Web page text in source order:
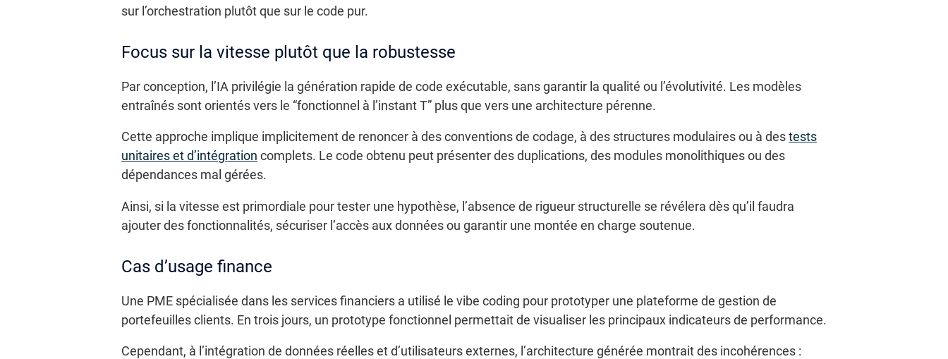
sur l’orchestration plutôt que sur le code pur.
Focus sur la vitesse plutôt que la robustesse
Par conception, l’IA privilégie la génération rapide de code exécutable, sans garantir la qualité ou l’évolutivité. Les modèles
entraînés sont orientés vers le “fonctionnel à l’instant T” plus que vers une architecture pérenne.
Cette approche implique implicitement de renoncer à des conventions de codage, à des structures modulaires ou à des tests
unitaires et d’intégration complets. Le code obtenu peut présenter des duplications, des modules monolithiques ou des
dépendances mal gérées.
Ainsi, si la vitesse est primordiale pour tester une hypothèse, l’absence de rigueur structurelle se révélera dès qu’il faudra
ajouter des fonctionnalités, sécuriser l’accès aux données ou garantir une montée en charge soutenue.
Cas d’usage finance
Une PME spécialisée dans les services financiers a utilisé le vibe coding pour prototyper une plateforme de gestion de
portefeuilles clients. En trois jours, un prototype fonctionnel permettait de visualiser les principaux indicateurs de performance.
Cependant, à l’intégration de données réelles et d’utilisateurs externes, l’architecture générée montrait des incohérences :